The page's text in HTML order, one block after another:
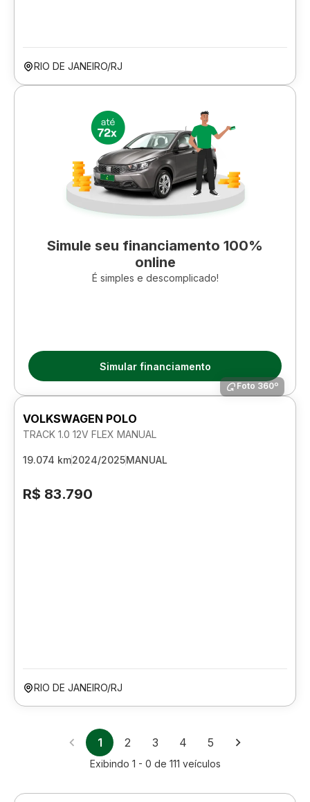
RIO DE JANEIRO/RJ
Simule seu financiamento 100%
online
É simples e descomplicado!
Simular financiamento
Foto 360º
VOLKSWAGEN POLO
TRACK 1.0 12V FLEX MANUAL
19.074 km2024/2025MANUAL
R$ 83.790
RIO DE JANEIRO/RJ
1 2 3 4 5
Exibindo 1 - 0 de 111 veículos